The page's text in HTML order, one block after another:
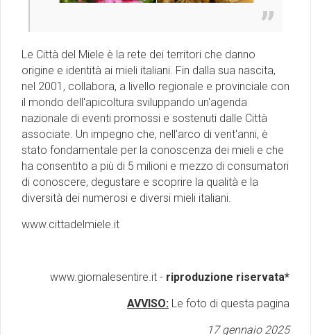
Le Città del Miele è la rete dei territori che danno
origine e identità ai mieli italiani. Fin dalla sua nascita,
nel 2001, collabora, a livello regionale e provinciale con
il mondo dell'apicoltura sviluppando un'agenda
nazionale di eventi promossi e sostenuti dalle Città
associate. Un impegno che, nell'arco di vent'anni, è
stato fondamentale per la conoscenza dei mieli e che
ha consentito a più di 5 milioni e mezzo di consumatori
di conoscere, degustare e scoprire la qualità e la
diversità dei numerosi e diversi mieli italiani.
www.cittadelmiele.it
www.giornalesentire.it - riproduzione riservata*
AVVISO: Le foto di questa pagina
17 gennaio 2025